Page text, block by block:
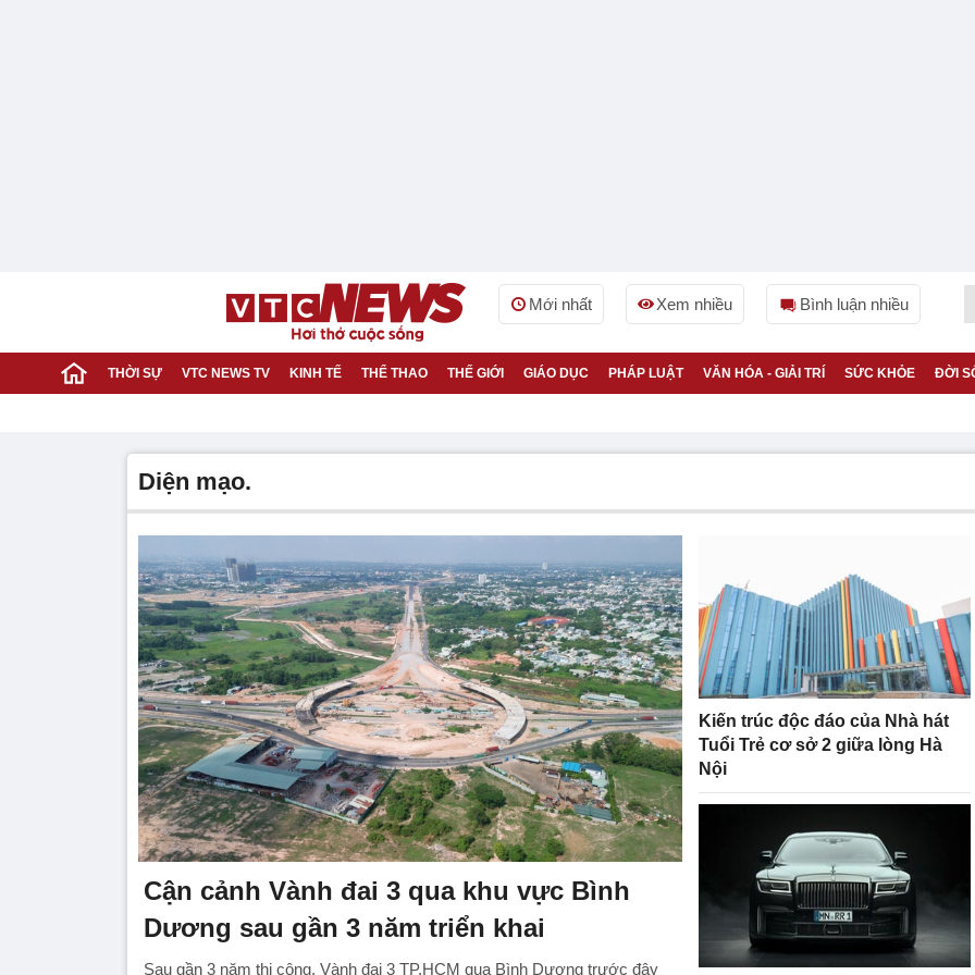
Mới nhất Xem nhiều Bình luận nhiều
THỜI SỰ VTC NEWS TV KINH TẾ THỂ THAO THẾ GIỚI GIÁO DỤC PHÁP LUẬT VĂN HÓA - GIẢI TRÍ SỨC KHỎE ĐỜI
diện mạo.
Cận cảnh Vành đai 3 qua khu vực Bình
Dương sau gần 3 năm triển khai
Sau gần 3 năm thi công, Vành đai 3 TP.HCM qua Bình Dương trước đây
Kiến trúc độc đáo của Nhà hát
Tuổi Trẻ cơ sở 2 giữa lòng Hà
Nội